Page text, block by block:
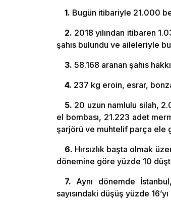
1. Bugün itibariyle 21.000
2. 2018 yılından itibaren
şahıs bulundu ve aileleriyle
3. 58.168 aranan şahıs
4. 237 kg eroin, esrar,
5. 20 uzun namlulu silah,
el bombası, 21.223 adet
şarjörü ve muhtelif parça ele
6. Hırsızlık başta olmak
dönemine göre yüzde 10
7. Aynı dönemde
sayısındaki düşüş yüzde